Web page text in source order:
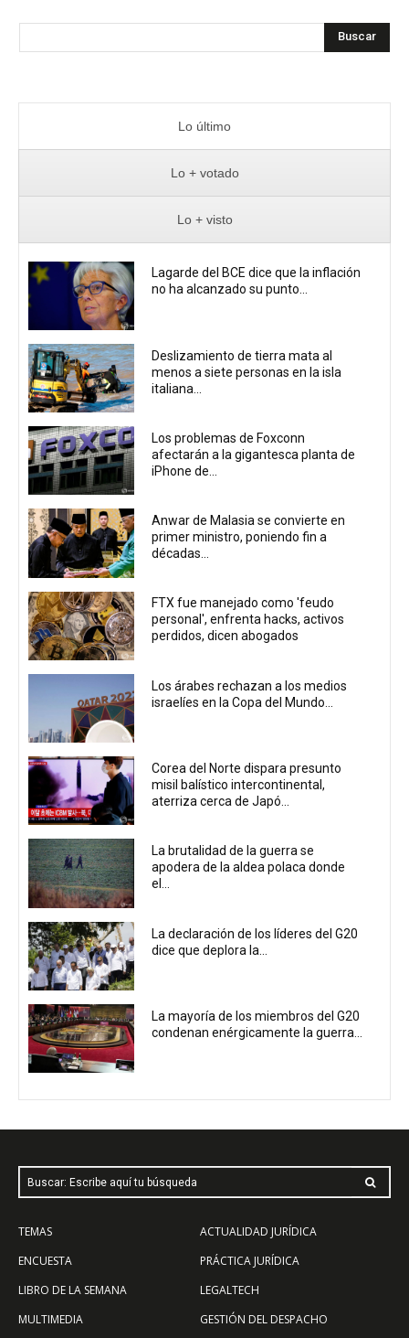
Buscar
Lo último
Lo + votado
Lo + visto
Lagarde del BCE dice que la inflación
no ha alcanzado su punto...
Deslizamiento de tierra mata al
menos a siete personas en la isla
italiana...
Los problemas de Foxconn
afectarán a la gigantesca planta de
iPhone de...
Anwar de Malasia se convierte en
primer ministro, poniendo fin a
décadas...
FTX fue manejado como 'feudo
personal', enfrenta hacks, activos
perdidos, dicen abogados
Los árabes rechazan a los medios
israelíes en la Copa del Mundo...
Corea del Norte dispara presunto
misil balístico intercontinental,
aterriza cerca de Japó...
La brutalidad de la guerra se
apodera de la aldea polaca donde
el...
La declaración de los líderes del G20
dice que deplora la...
La mayoría de los miembros del G20
condenan enérgicamente la guerra...
Buscar: Escribe aquí tu búsqueda
TEMAS
ENCUESTA
LIBRO DE LA SEMANA
MULTIMEDIA
ACTUALIDAD JURÍDICA
PRÁCTICA JURÍDICA
LEGALTECH
GESTIÓN DEL DESPACHO